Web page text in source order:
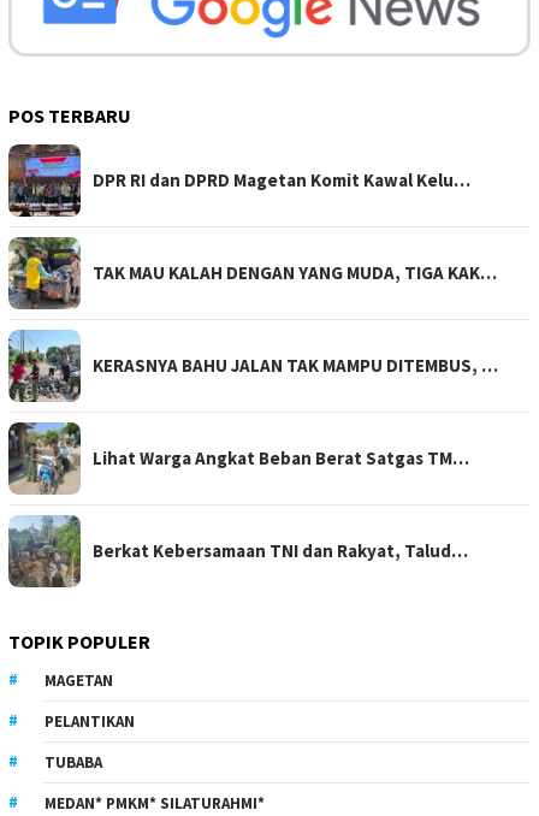
POS TERBARU
DPR RI dan DPRD Magetan Komit Kawal Kelu…
TAK MAU KALAH DENGAN YANG MUDA, TIGA KAK…
KERASNYA BAHU JALAN TAK MAMPU DITEMBUS, …
Lihat Warga Angkat Beban Berat Satgas TM…
Berkat Kebersamaan TNI dan Rakyat, Talud…
TOPIK POPULER
MAGETAN
PELANTIKAN
TUBABA
MEDAN* PMKM* SILATURAHMI*